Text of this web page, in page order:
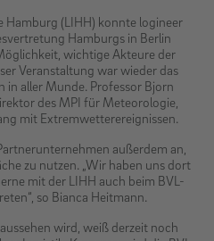
Hamburg (LIHH) konnte logineer
Hamburgs in Berlin
wichtige Akteure der
Veranstaltung war wieder das
in aller Munde. Professor Bjorn
des MPI für Meteorologie,
mit Extremwetterereignissen.
außerdem an,
zu nutzen. „Wir haben uns dort
mit der LIHH auch beim BVL-
so Bianca Heitmann.
wird, weiß derzeit noch